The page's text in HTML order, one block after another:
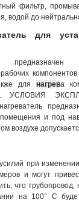
фильтр,
водой до
для
предназначен
для нагрева
УСЛОВИЯ
помещения и под
воздухе
при
и могут
что
на 100° С